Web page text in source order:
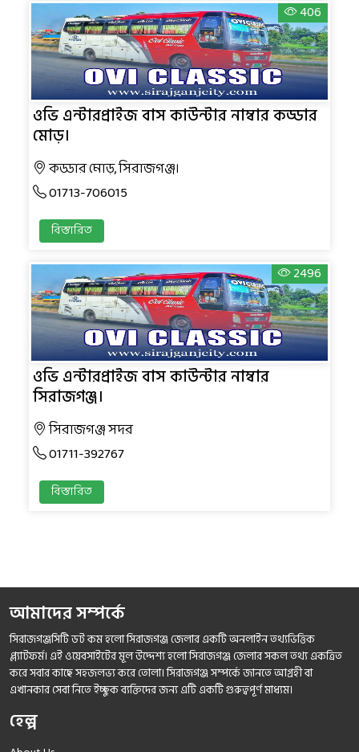
406
ওভি এন্টারপ্রাইজ বাস কাউন্টার নাম্বার কড্ডার
মোড়।
কড্ডার মোড়, সিরাজগঞ্জ।
01713-706015
বিস্তারিত
2496
ওভি এন্টারপ্রাইজ বাস কাউন্টার নাম্বার
সিরাজগঞ্জ।
সিরাজগঞ্জ সদর
01711-392767
বিস্তারিত
আমাদের সম্পর্কে
সিরাজগঞ্জসিটি ডট কম হলো সিরাজগঞ্জ জেলার একটি অনলাইন তথ্যভিত্তিক
প্ল্যাটফর্ম। এই ওয়েবসাইটের মূল উদ্দেশ্য হলো সিরাজগঞ্জ জেলার সকল তথ্য একত্রিত
করে সবার কাছে সহজলভ্য করে তোলা। সিরাজগঞ্জ সম্পর্কে জানতে আগ্রহী বা
এখানকার সেবা নিতে ইচ্ছুক ব্যক্তিদের জন্য এটি একটি গুরুত্বপূর্ণ মাধ্যম।
হেল্প